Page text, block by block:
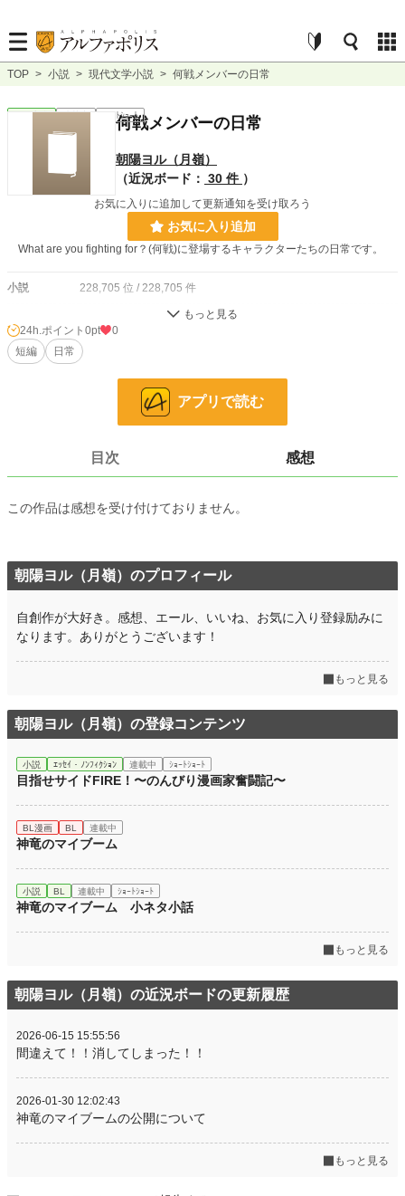
TOP > 小説 > 現代文学小説 > 何戦メンバーの日常
現代文学 連載中 ｼｮｰﾄｼｮｰﾄ
何戦メンバーの日常
朝陽ヨル（月嶺）
（近況ボード： 30 件 ）
お気に入りに追加して更新通知を受け取ろう
お気に入り追加
What are you fighting for？(何戦)に登場するキャラクターたちの日常です。
小説 228,705 位 / 228,705 件
お気に入り 0
初回公開日時 2021.08.27 19:56
週間ポイント 0 pt (228,705 位)
年間ポイント 98 pt (142,098 位)
24h.ポイント 0pt
0
短編
日常
アプリで読む
目次 感想
この作品は感想を受け付けておりません。
朝陽ヨル（月嶺）のプロフィール
自創作が大好き。感想、エール、いいね、お気に入り登録励みに
なります。ありがとうございます！
もっと見る
朝陽ヨル（月嶺）の登録コンテンツ
小説 ｴｯｾｲ・ﾉﾝﾌｨｸｼｮﾝ 連載中 ｼｮｰﾄｼｮｰﾄ
目指せサイドFIRE！〜のんびり漫画家奮闘記〜
BL漫画 BL 連載中
神竜のマイブーム
小説 BL 連載中 ｼｮｰﾄｼｮｰﾄ
神竜のマイブーム 小ネタ小話
もっと見る
朝陽ヨル（月嶺）の近況ボードの更新履歴
2026-06-15 15:55:56
間違えて！！消してしまった！！
2026-01-30 12:02:43
神竜のマイブームの公開について
もっと見る